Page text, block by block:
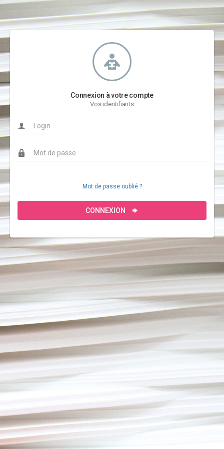
Connexion à votre compte
Vos identifiants
Mot de passe oublié ?
CONNEXION